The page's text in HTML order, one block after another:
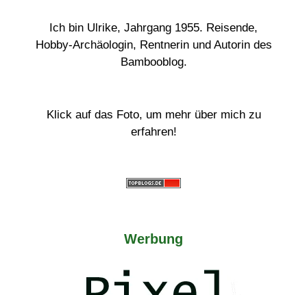
Ich bin Ulrike, Jahrgang 1955. Reisende,
Hobby-Archäologin, Rentnerin und Autorin des
Bambooblog.
Klick auf das Foto, um mehr über mich zu
erfahren!
Werbung